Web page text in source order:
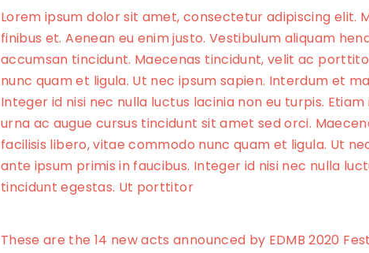
Lorem ipsum dolor sit amet, consectetur adipiscing
finibus et. Aenean eu enim justo. Vestibulum aliquam
accumsan tincidunt. Maecenas tincidunt, velit ac
nunc quam et ligula. Ut nec ipsum sapien. Interdum et
Integer id nisi nec nulla luctus lacinia non eu turpis.
urna ac augue cursus tincidunt sit amet sed orci.
facilisis libero, vitae commodo nunc quam et ligula. Ut
ante ipsum primis in faucibus. Integer id nisi nec nulla
tincidunt egestas. Ut porttitor
These are the 14 new acts announced by EDMB 2020